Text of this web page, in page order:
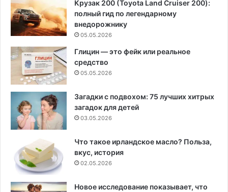
Крузак 200 (Toyota Land Cruiser 200):
полный гид по легендарному
внедорожнику
05.05.2026
Глицин — это фейк или реальное
средство
05.05.2026
Загадки с подвохом: 75 лучших хитрых
загадок для детей
03.05.2026
Что такое ирландское масло? Польза,
вкус, история
02.05.2026
Новое исследование показывает, что